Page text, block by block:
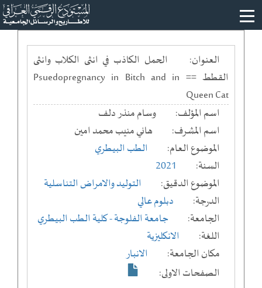
العنوان:
الحمل الكاذب في انثى الكلاب وانثى
القطط == Psuedopregnancy in Bitch and in
Queen Cat
اسم المؤلف:
وسام منذر دلف
اسم المشرف:
هاني منيب محمد امين
الموضوع العام:
الطب البيطري
السنة:
2021
الموضوع الدقيق:
التوليد والامراض التناسلية
الدرجة:
دبلوم عالي
الجامعة:
جامعة الفلوجة- كلية الطب البيطري
اللغة:
الانكليزية
مكان الجامعة:
الانبار
الصفحات الاولى: